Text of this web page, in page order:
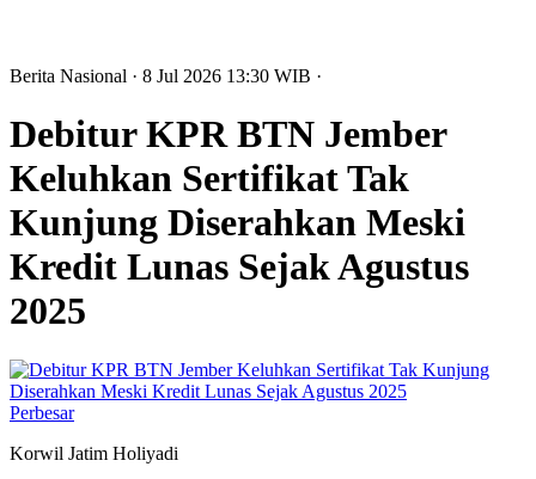
Berita Nasional · 8 Jul 2026 13:30 WIB ·
Debitur KPR BTN Jember
Keluhkan Sertifikat Tak
Kunjung Diserahkan Meski
Kredit Lunas Sejak Agustus
2025
Perbesar
Korwil Jatim Holiyadi